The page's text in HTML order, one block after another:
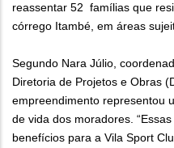
reassentar 52 famílias que
córrego Itambé, em áreas
Segundo Nara Júlio,
Diretoria de Projetos e Obras
empreendimento representou
de vida dos moradores.
benefícios para a Vila Sport